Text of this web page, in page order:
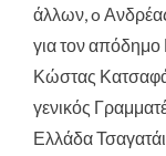
άλλων, o
για τον
Κώστας
γενικός
Ελλάδα